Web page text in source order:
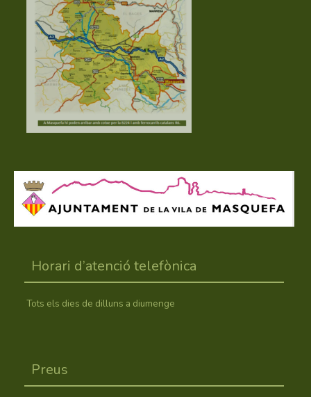
Horari d’atenció telefònica
Tots els dies de dilluns a diumenge
Preus